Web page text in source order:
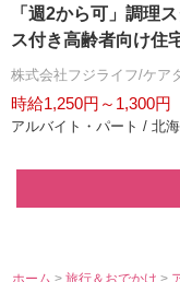
「週2から可」調理
ス付き高齢者向け住
株式会社フジライフ/ケア
時給1,250円～1,300円
アルバイト・パート / 北